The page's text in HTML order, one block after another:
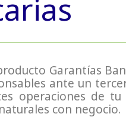
Garantías
ante un
operaciones de tu
con negocio.